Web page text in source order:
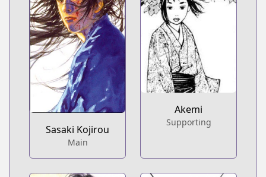
Sasaki Kojirou
Main
Akemi
Supporting